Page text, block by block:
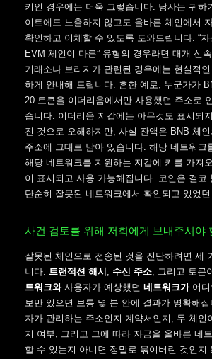
키인 경우에는 더욱 그렇습니다. 당사는 귀하
이트에도 노출하지 않고도 올바른 체인에서
확인하고 이체할 수 있도록 도와드립니다. “
EVM 체인이 다른” 유형의 경우라면 대개 신
거래소나 브리지가 관련된 경우에는 현실적
하게 안내해 드립니다. 흔한 예로, 누군가가
20 토큰을 이더리움에서만 사용했던 주소로
습니다. 이더리움 지갑에는 아무것도 표시되
진 것으로 오해하지만, 사실 잔액은 BNB 체
주소에 그대로 남아 있습니다. 해당 네트워크
해당 네트워크를 지원하는 지갑에 키를 가져
이 표시되고 사용 가능해집니다. 코인은 결코
단순히 잘못된 네트워크에서 확인되고 있었던
사건 검토를 위해 저희에게 보내주셔야
잘못된 체인으로 전송된 것을 진단하려면 세
니다: 트랜잭션 해시 , 수신 주소, 그리고 토큰
트워크와사용자가 예상했던 네트워크가어디
보만 있으면 보통 몇 분 안에 결과가 명확해
자가 관리하는 주소인지 계약서인지, 두 체인
지 여부, 그리고 그에 따라 자금을 올바른 네
할 수 있는지 아니면 정말로 묶여버린 것인지